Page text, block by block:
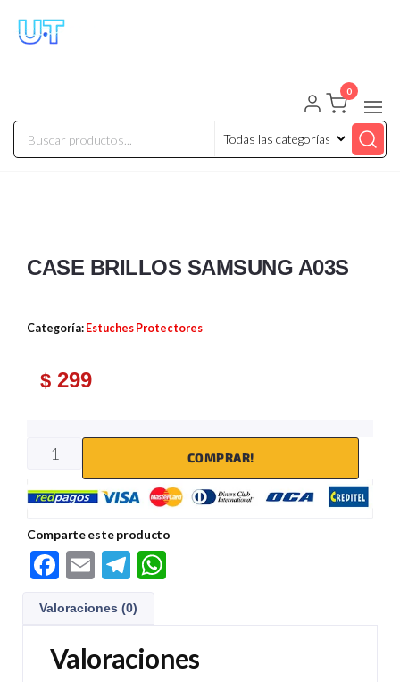
0
CASE BRILLOS SAMSUNG A03S
Categoría: Estuches Protectores
$ 299
COMPRAR!
Comparte este producto
F
e
b
E
ail
Te
gr
a
s
Valoraciones (0)
Valoraciones